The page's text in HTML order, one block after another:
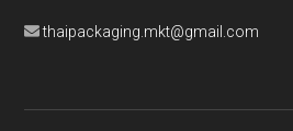
thaipackaging.mkt@gmail.com